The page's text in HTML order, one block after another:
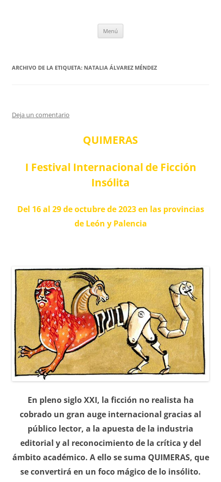
Menú
ARCHIVO DE LA ETIQUETA: NATALIA ÁLVAREZ MÉNDEZ
Deja un comentario
QUIMERAS
I Festival Internacional de Ficción
Insólita
Del 16 al 29 de octubre de 2023 en las provincias
de León y Palencia
En pleno siglo XXI, la ficción no realista ha
cobrado un gran auge internacional gracias al
público lector, a la apuesta de la industria
editorial y al reconocimiento de la crítica y del
ámbito académico. A ello se suma QUIMERAS, que
se convertirá en un foco mágico de lo insólito.